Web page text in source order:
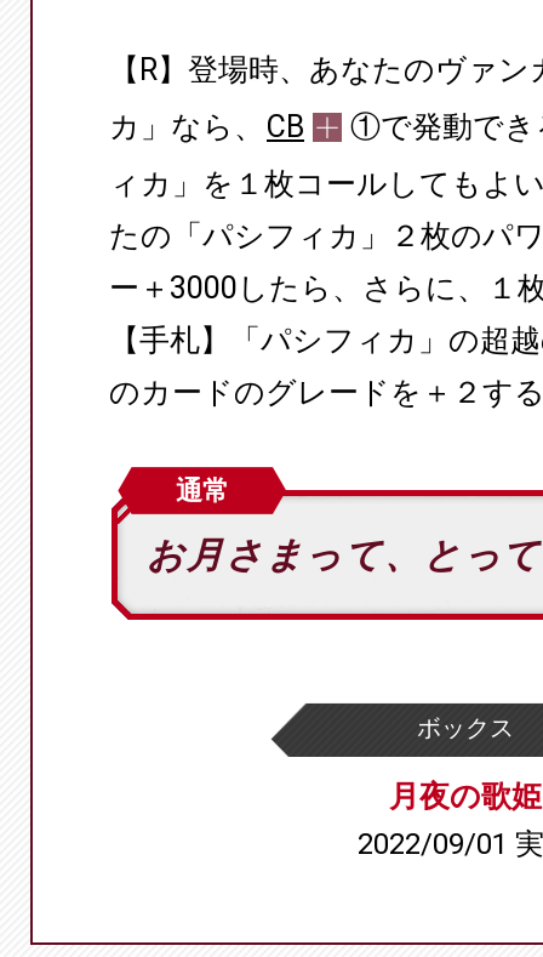
【R】登場時、あなたのヴァ
カ」なら、
CB
①で発動でき
ィカ」を１枚コールしてもよ
たの「パシフィカ」２枚のパ
ー＋3000したら、さらに、１
【手札】「パシフィカ」の超
のカードのグレードを＋２す
通常
お月さまって、とっ
ボックス
月夜の歌姫
2022/09/01